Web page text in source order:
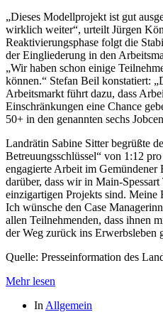
„Dieses Modellprojekt ist gut
wirklich weiter“, urteilt Jürgen
Reaktivierungsphase folgt die
der Eingliederung in den
„Wir haben schon einige
können.“ Stefan Beil konstatiert:
Arbeitsmarkt führt dazu, dass
Einschränkungen eine Chance
50+ in den genannten sechs
Landrätin Sabine Sitter begrüßte
Betreuungsschlüssel“ von 1:12
engagierte Arbeit im
darüber, dass wir in Main-
einzigartigen Projekts sind.
Ich wünsche den Case
allen Teilnehmenden, dass ihnen
der Weg zurück ins Erwerbsleben
Quelle: Presseinformation des
Mehr lesen
In Allgemein